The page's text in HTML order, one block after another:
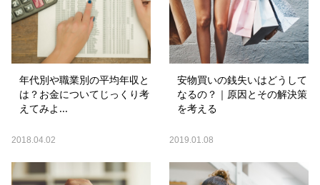
年代別や職業別の平均年収と
は？お金についてじっくり考
えてみよ...
2018.04.02
安物買いの銭失いはどうして
なるの？｜原因とその解決策
を考える
2019.01.08